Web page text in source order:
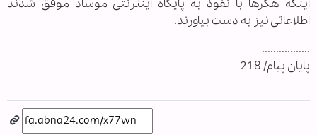
اینکه هکرها با نفوذ به پایگاه اینترنتی موساد موفق شدند
اطلاعاتی نیز به دست بیاورند.
.................
پایان پیام/ 218